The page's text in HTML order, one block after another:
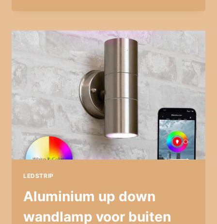
LED
SET
METER
LEDSTRIP
Aluminium up down
wandlamp voor buiten